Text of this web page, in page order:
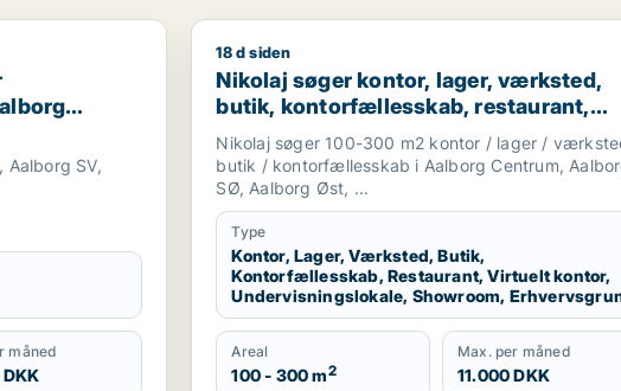
til leje i Aalborg Centrum, Aalborg SV eller Aalborg
SØ
Aalborg SV,
måned
Nikolaj søger kontor, lager, værksted,
18 d siden
Nikolaj søger kontor, lager, værksted,
butik, kontorfællesskab, restaurant,
virtuelt kontor, undervisningslokale,
showroom, erhvervsgrund,
produktionslokaler eller garage til leje i
Aalborg Centrum, Aalborg SØ eller
Aalborg Øst m.fl.
Nikolaj søger 100-300 m2 kontor / lager /
butik / kontorfællesskab i Aalborg Centrum,
SØ, Aalborg Øst, ...
Type
Kontor, Lager, Værksted, Butik,
Kontorfællesskab, Restaurant, Virtuelt kontor,
Undervisningslokale, Showroom,
Produktionslokaler, Garage
Areal
100 - 300 m2
Max. per måned
11.000 DKK